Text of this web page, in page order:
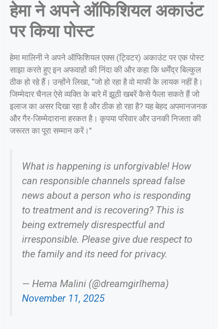
हेमा ने अपने ऑफिशियल अकाउंट
पर किया पोस्ट
हेमा मालिनी ने अपने ऑफिशियल एक्स (ट्विटर) अकाउंट पर एक पोस्ट
साझा करते हुए इन अफवाहों की निंदा की और कहा कि धर्मेंद्र बिल्कुल
ठीक हो रहे हैं। उन्होंने लिखा, “जो हो रहा है वो माफी के लायक नहीं है।
जिम्मेदार चैनल ऐसे व्यक्ति के बारे में झूठी खबरें कैसे फैला सकते हैं जो
इलाज का असर दिखा रहा है और ठीक हो रहा है? यह बेहद अपमानजनक
और गैर-जिम्मेदाराना हरकत है। कृपया परिवार और उनकी निजता की
जरूरत का पूरा सम्मान करें।”
What is happening is unforgivable! How
can responsible channels spread false
news about a person who is responding
to treatment and is recovering? This is
being extremely disrespectful and
irresponsible. Please give due respect to
the family and its need for privacy.
— Hema Malini (@dreamgirlhema)
November 11, 2025